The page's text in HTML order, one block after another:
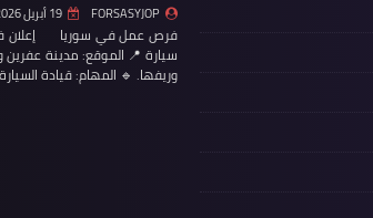
FORSASYJOP 19 أبريل 2026
فرص عمل في سوريا إعلان
سيارة 📍 الموقع: مدينة
وريفها. 🔹 المهام: قيادة